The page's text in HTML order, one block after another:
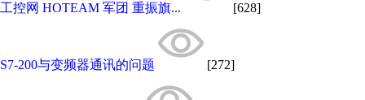
工控网 HOTEAM 军团 重振旗... [628]
S7-200与变频器通讯的问题 [272]